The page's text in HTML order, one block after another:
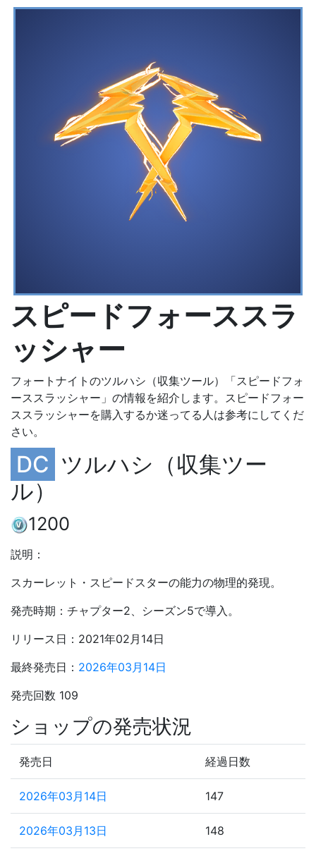
スピードフォーススラ
ッシャー
フォートナイトのツルハシ（収集ツール）「スピードフォ
ーススラッシャー」の情報を紹介します。スピードフォー
ススラッシャーを購入するか迷ってる人は参考にしてくだ
さい。
DC ツルハシ（収集ツー
ル）
1200
説明：
スカーレット・スピードスターの能力の物理的発現。
発売時期：チャプター2、シーズン5で導入。
リリース日：2021年02月14日
最終発売日： 2026年03月14日
発売回数 109
ショップの発売状況
発売日 経過日数
2026年03月14日 147
2026年03月13日 148